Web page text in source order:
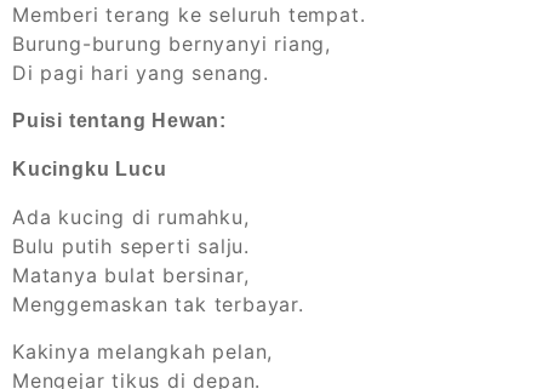
Memberi terang ke seluruh tempat.
Burung-burung bernyanyi riang,
Di pagi hari yang senang.
Puisi tentang Hewan:
Kucingku Lucu
Ada kucing di rumahku,
Bulu putih seperti salju.
Matanya bulat bersinar,
Menggemaskan tak terbayar.
Kakinya melangkah pelan,
Mengejar tikus di depan.